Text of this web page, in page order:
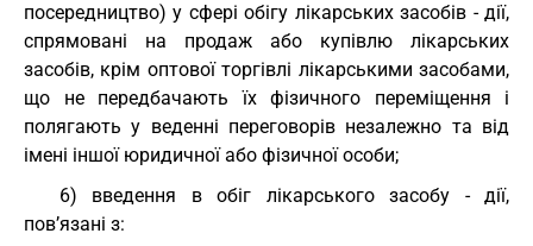
посередництво) у сфері обігу лікарських засобів - дії,
спрямовані на продаж або купівлю лікарських
засобів, крім оптової торгівлі лікарськими засобами,
що не передбачають їх фізичного переміщення і
полягають у веденні переговорів незалежно та від
імені іншої юридичної або фізичної особи;
6) введення в обіг лікарського засобу - дії,
пов’язані з: